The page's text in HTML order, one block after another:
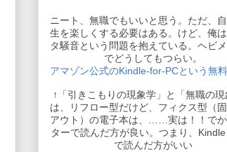
ニート、無職でもいいと思う。ただ、
生を楽しくする必要はある。けど、俺
タ騒音という問題を抱えている。ヘビ
でどうしてもつらい。
アマゾン公式のKindle-for-PCという無
↑「引きこもりの現象学」と「無職の現
は、リフロー型だけど、フィクス型（
アウト）の電子本は、……実は！！でか
ターで読んだ方が良い。つまり、
で読んだ方がいい